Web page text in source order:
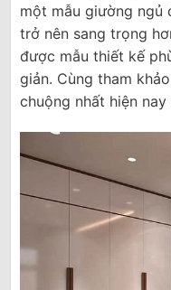
một mẫu giường ngủ
trở nên sang trọng
được mẫu thiết kế
giản. Cùng tham
chuộng nhất hiện